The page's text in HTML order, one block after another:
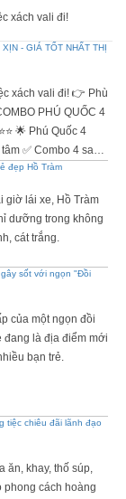
xách vali đi!
- GIÁ TỐT NHẤT THỊ
xách vali đi! 👉 Phù
sao
trú KS Mường
đẹp ✔️ Ăn sáng
tiêu chuẩn hàng
💎 Hỗ trợ bán hàng,
ty, tập đoàn ----------
148, Khu đô thị
V+, Toà nhà Hoà
Hồng Mai – P. Bạch
🌐
đẹp Hồ Tràm
giờ lái xe, Hồ Tràm
dưỡng trong không
cát trắng.
sốt với ngọn "Đồi
của một ngọn đồi
đang là địa điểm mới
bạn trẻ.
tiệc chiêu đãi lãnh đạo
ăn, khay, thố súp,
cách hoàng